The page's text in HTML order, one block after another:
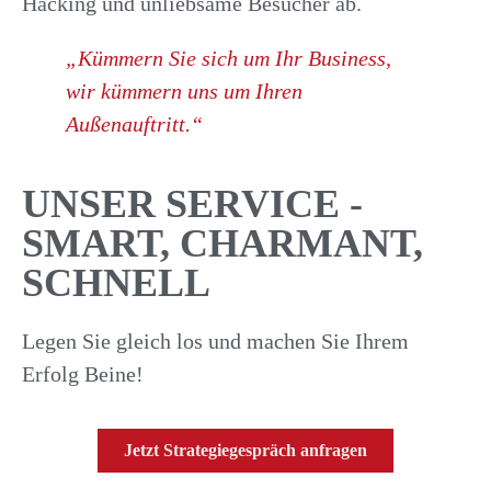
„Kümmern Sie sich um Ihr Business,
wir kümmern uns um Ihren
Außenauftritt.“
UNSER SERVICE -
SMART, CHARMANT,
SCHNELL
Legen Sie gleich los und machen Sie Ihrem
Erfolg Beine!
Jetzt Strategiegespräch anfragen